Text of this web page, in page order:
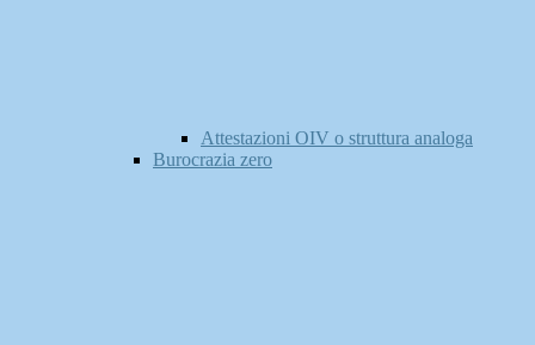
Attestazioni OIV o struttura analoga
Burocrazia zero